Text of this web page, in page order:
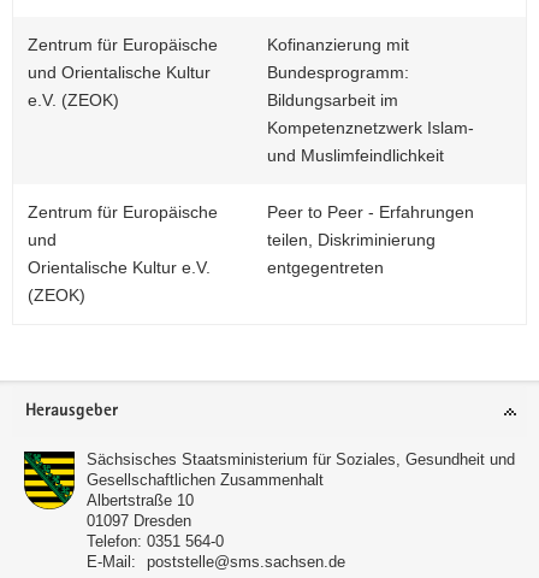
Zentrum für Europäische
und Orientalische Kultur
e.V. (ZEOK)
Kofinanzierung mit
Bundesprogramm:
Bildungsarbeit im
Kompetenznetzwerk Islam-
und Muslimfeindlichkeit
Zentrum für Europäische
und
Orientalische Kultur e.V.
(ZEOK)
Peer to Peer - Erfahrungen
teilen, Diskriminierung
entgegentreten
Footer-
Herausgeber
Sächsisches Staatsministerium für Soziales, Gesundheit und
Gesellschaftlichen Zusammenhalt
Albertstraße 10
01097 Dresden
Telefon: 0351 564-0
E-Mail:
poststelle@sms.sachsen.de